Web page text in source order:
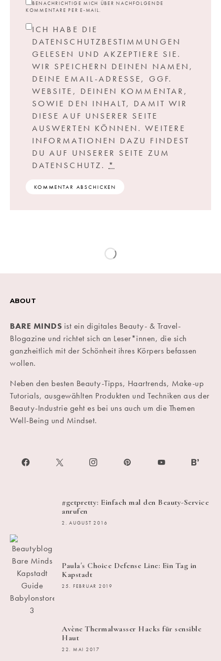
BENACHRICHTIGE MICH ÜBER NACHFOLGENDE
KOMMENTARE PER E-MAIL.
ICH HABE DIE
DATENSCHUTZBESTIMMUNGEN
GELESEN UND AKZEPTIERE SIE.
WIR SPEICHERN DEINEN NAMEN,
DEINE EMAIL-ADRESSE, GGF.
WEBSITE, DEINEN KOMMENTAR,
SOWIE DEN INHALT, DAMIT WIR
DIESE AUF UNSERER SEITE
AUSWERTEN KÖNNEN. WEITERE
INFORMATIONEN DAZU FINDEST
DU AUF UNSERER SEITE ZUM
DATENSCHUTZ. *
ABOUT
BARE MINDS ist ein digitales Beauty- & Travel-
Blogazine und richtet sich an Leser*innen, die sich
ganzheitlich mit der Schönheit ihres Körpers befassen
wollen.
Neben den besten Beauty-Tipps, Haartrends, Make-up
Tutorials, ausgewählten Produkten und Techniken aus der
Beauty-Industrie geht es bei uns auch um die Themen
Well-Being und Mindset.
#getpretty: Einfach mal den Beauty-Service
anrufen
2. AUGUST 2016
Paula´s Choice Defense Line: Ein Tag in
Kapstadt
25. FEBRUAR 2019
Avène Thermalwasser Hacks für sensible
Haut
22. MAI 2017